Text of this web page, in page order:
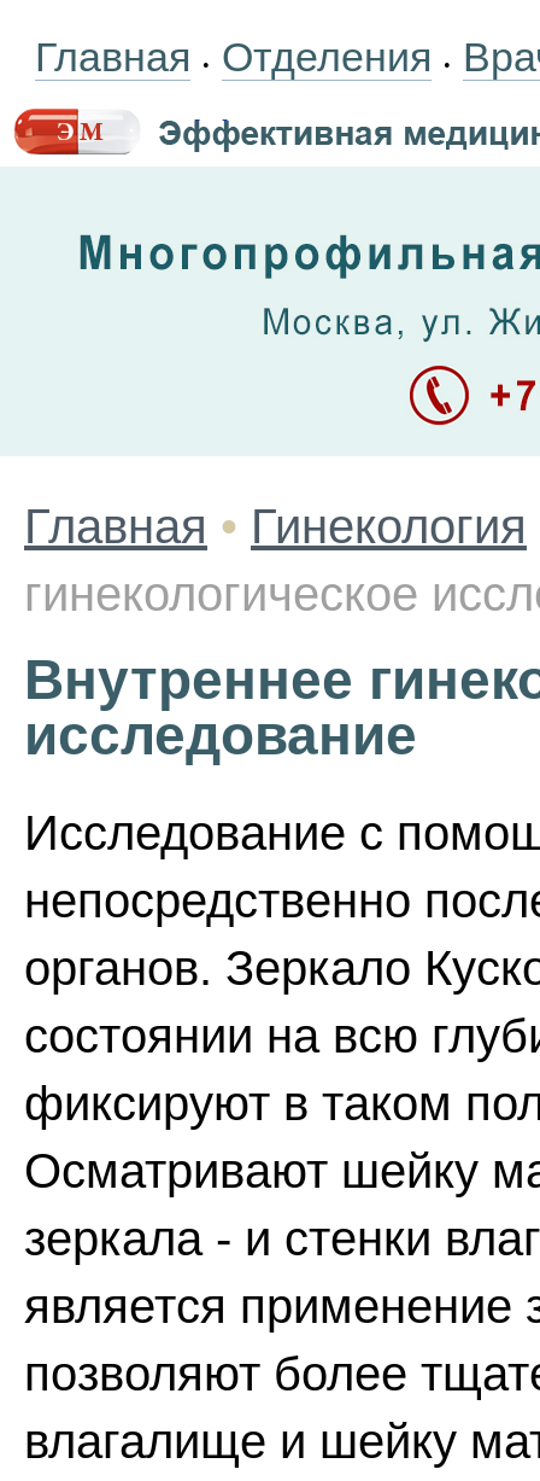
Главная • Отделения •
Главная • Гинекология
гинекологическое
Внутреннее
исследование
Исследование с
непосредственно
органов. Зеркало
состоянии на всю
фиксируют в таком
Осматривают шейку
зеркала - и стенки
является применение
позволяют более
влагалище и шейку